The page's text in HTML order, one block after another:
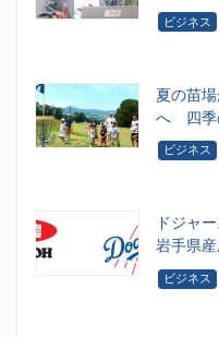
ビジネス
夏の苗
へ 四季
ビジネス
ドジャ
岩手県
ビジネス